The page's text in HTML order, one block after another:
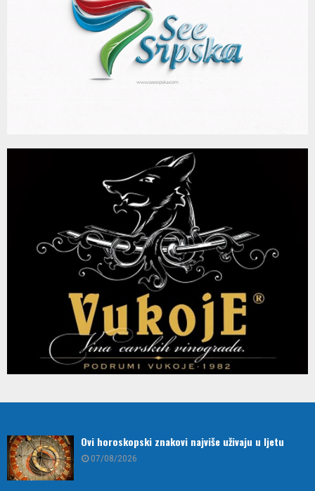
Ovi horoskopski znakovi najviše uživaju u ljetu
07/08/2026